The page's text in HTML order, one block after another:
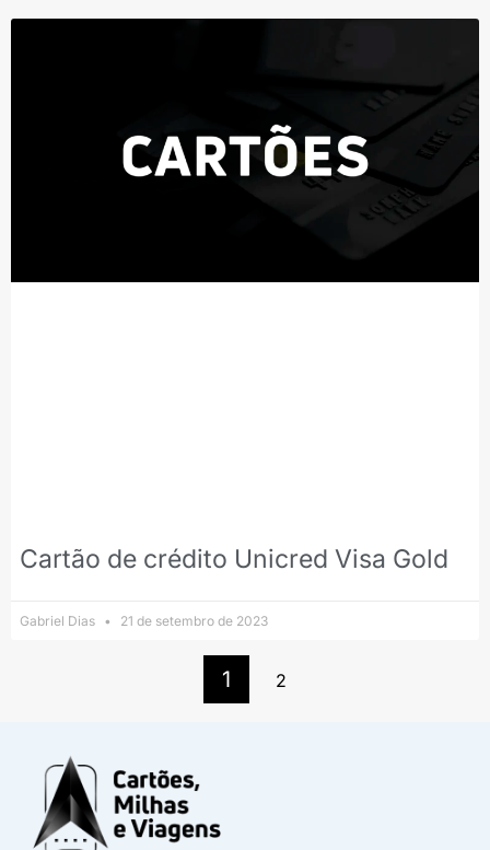
Cartão de crédito Unicred Visa Gold
Gabriel Dias 21 de setembro de 2023
1 2